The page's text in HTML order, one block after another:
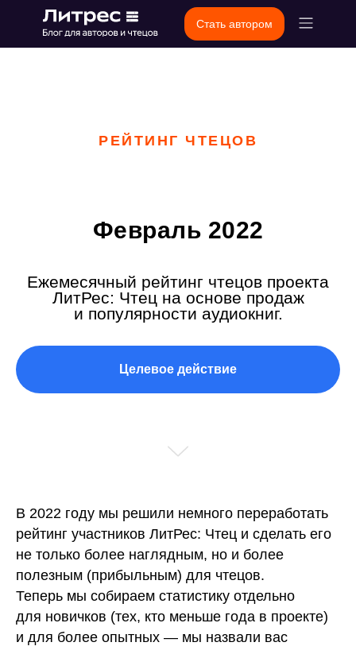
Стать автором
РЕЙТИНГ ЧТЕЦОВ
Февраль 2022
Ежемесячный рейтинг чтецов проекта
ЛитРес: Чтец на основе продаж
и популярности аудиокниг.
Целевое действие
В 2022 году мы решили немного переработать
рейтинг участников ЛитРес: Чтец и сделать его
не только более наглядным, но и более
полезным (прибыльным) для чтецов.
Теперь мы собираем статистику отдельно
для новичков (тех, кто меньше года в проекте)
и для более опытных — мы назвали вас